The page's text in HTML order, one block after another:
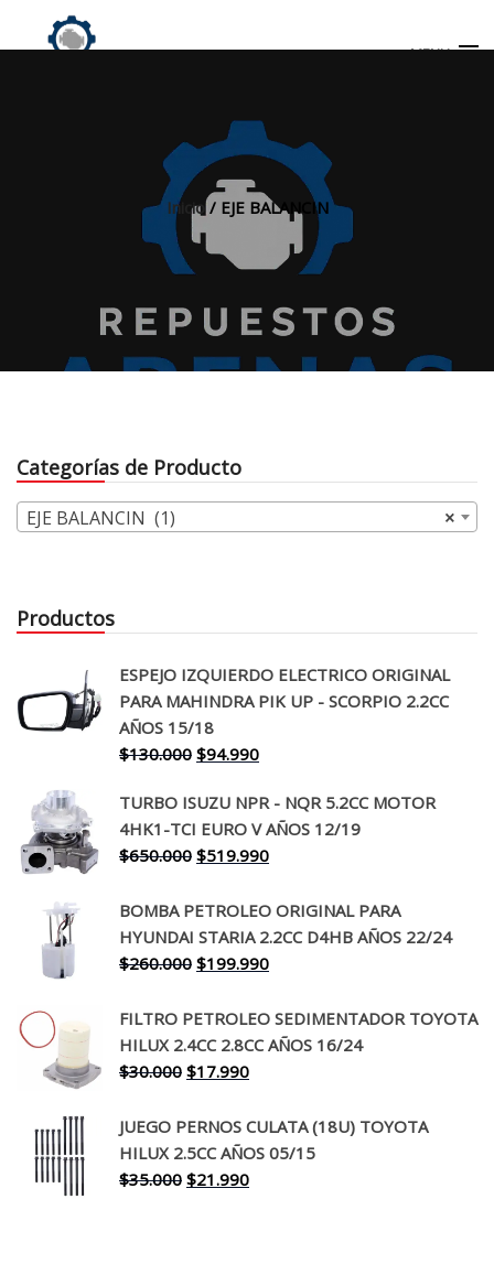
MENU
Inicio / EJE BALANCIN
Categorías de Producto
×
EJE BALANCIN (1)
Productos
ESPEJO IZQUIERDO ELECTRICO ORIGINAL
PARA MAHINDRA PIK UP - SCORPIO 2.2CC
AÑOS 15/18
$130.000 El
original
era:
$130.000.
$94.990El
actual
es:
$94.990.
TURBO ISUZU NPR - NQR 5.2CC MOTOR
4HK1-TCI EURO V AÑOS 12/19
$650.000 El
original
era:
$650.000.
$519.990El
actual
es:
$519.990.
BOMBA PETROLEO ORIGINAL PARA
HYUNDAI STARIA 2.2CC D4HB AÑOS 22/24
$260.000 El
original
era:
$260.000.
$199.990El
actual
es:
FILTRO PETROLEO SEDIMENTADOR TOYOTA
HILUX 2.4CC 2.8CC AÑOS 16/24
$30.000 El
original
era:
$30.000.
$17.990El
actual
es:
$17.990.
JUEGO PERNOS CULATA (18U) TOYOTA
HILUX 2.5CC AÑOS 05/15
$35.000 El
$21.990El